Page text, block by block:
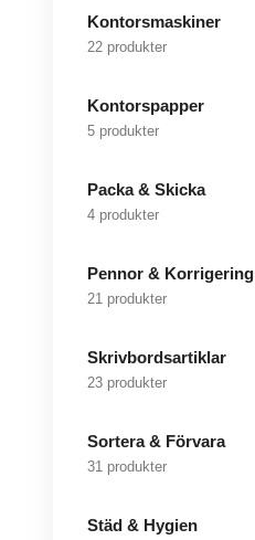
Kontorsmaskiner
22 produkter
Kontorspapper
5 produkter
Packa & Skicka
4 produkter
Pennor & Korrigering
21 produkter
Skrivbordsartiklar
23 produkter
Sortera & Förvara
31 produkter
Städ & Hygien